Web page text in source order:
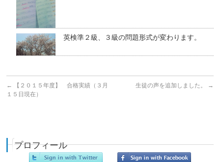
英検準２級、３級の問題形式が変わります。
←
【２０１５年度】 合格実績（３月
１５日現在）
生徒の声を追加しました。 →
プロフィール